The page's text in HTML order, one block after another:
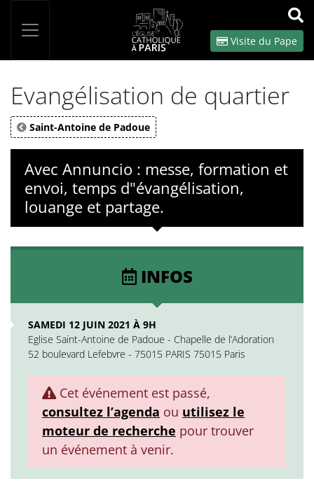
OK
Visite du Pape
Evangélisation de quartier
Saint-Antoine de Padoue
Avec Annuncio : messe, formation et
envoi, temps d"évangélisation,
louange et partage.
INFOS
SAMEDI 12 JUIN 2021 À 9H
Eglise Saint-Antoine de Padoue - Chapelle de l’Adoration
52 boulevard Lefebvre - 75015 PARIS 75015 Paris
Cet événement est passé,
consultez l’agenda ou utilisez le
moteur de recherche pour trouver
un événement à venir.
Panneau de gestion des cookies